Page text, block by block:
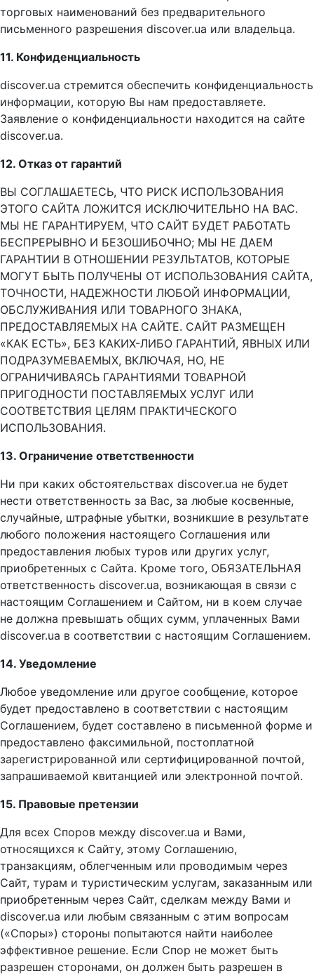
торговых наименований без предварительного
письменного разрешения discover.ua или владельца.
11. Конфиденциальность
discover.ua стремится обеспечить конфиденциальность
информации, которую Вы нам предоставляете.
Заявление о конфиденциальности находится на сайте
discover.ua.
12. Отказ от гарантий
ВЫ СОГЛАШАЕТЕСЬ, ЧТО РИСК ИСПОЛЬЗОВАНИЯ
ЭТОГО САЙТА ЛОЖИТСЯ ИСКЛЮЧИТЕЛЬНО НА ВАС.
МЫ НЕ ГАРАНТИРУЕМ, ЧТО САЙТ БУДЕТ РАБОТАТЬ
БЕСПРЕРЫВНО И БЕЗОШИБОЧНО; МЫ НЕ ДАЕМ
ГАРАНТИИ В ОТНОШЕНИИ РЕЗУЛЬТАТОВ, КОТОРЫЕ
МОГУТ БЫТЬ ПОЛУЧЕНЫ ОТ ИСПОЛЬЗОВАНИЯ САЙТА,
ТОЧНОСТИ, НАДЕЖНОСТИ ЛЮБОЙ ИНФОРМАЦИИ,
ОБСЛУЖИВАНИЯ ИЛИ ТОВАРНОГО ЗНАКА,
ПРЕДОСТАВЛЯЕМЫХ НА САЙТЕ. САЙТ РАЗМЕЩЕН
«КАК ЕСТЬ», БЕЗ КАКИХ-ЛИБО ГАРАНТИЙ, ЯВНЫХ ИЛИ
ПОДРАЗУМЕВАЕМЫХ, ВКЛЮЧАЯ, НО, НЕ
ОГРАНИЧИВАЯСЬ ГАРАНТИЯМИ ТОВАРНОЙ
ПРИГОДНОСТИ ПОСТАВЛЯЕМЫХ УСЛУГ ИЛИ
СООТВЕТСТВИЯ ЦЕЛЯМ ПРАКТИЧЕСКОГО
ИСПОЛЬЗОВАНИЯ​​.
13. Ограничение ответственности
Ни при каких обстоятельствах discover.ua не будет
нести ответственность за Вас, за любые косвенные,
случайные, штрафные убытки, возникшие в результате
любого положения настоящего Соглашения или
предоставления любых туров или других услуг,
приобретенных с Сайта. Кроме того, ОБЯЗАТЕЛЬНАЯ
ответственность discover.ua, возникающая в связи с
настоящим Соглашением и Сайтом, ни в коем случае
не должна превышать общих сумм, уплаченных Вами
discover.ua в соответствии с настоящим Соглашением.
14. Уведомление
Любое уведомление или другое сообщение, которое
будет предоставлено в соответствии с настоящим
Соглашением, будет составлено в письменной форме и
предоставлено факсимильной, постоплатной
зарегистрированной или сертифицированной почтой,
запрашиваемой квитанцией или электронной почтой.
15. Правовые претензии
Для всех Споров между discover.ua и Вами,
относящихся к Сайту, этому Соглашению,
транзакциям, облегченным или проводимым через
Сайт, турам и туристическим услугам, заказанным или
приобретенным через Сайт, сделкам между Вами и
discover.ua или любым связанным с этим вопросам
(«Споры») стороны попытаются найти наиболее
эффективное решение. Если Спор не может быть
разрешен сторонами, он должен быть разрешен в